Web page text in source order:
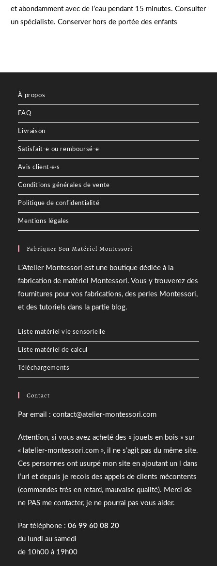
et abondamment avec de l’eau pendant 15 minutes. Consulter
un spécialiste. Conserver hors de portée des enfants
À propos
FAQ
Livraison
Satisfait-e ou remboursé-e
Avis client·e·s
Conditions générales de vente
Politique de confidentialité
Mentions légales
Fabriquer Son Matériel Montessori
L’Atelier Montessori est une boutique dédiée à la
fabrication de matériel Montessori. Vous y trouverez des
fournitures pour vos fabrications, des perles Montessori,
et des tutoriels dans la partie blog.
Liste matériel vie sensorielle
Liste matériel de calcul
Téléchargements
Contact
Par email : contact@atelier-montessori.com
Attention, si vous avez acheté des « jouets en bois » sur
« latelier-montessori.com », il ne s’agit pas du même site.
Ces personnes ont usurpé mon site en ajoutant un l dans
l’url et depuis je recois des appels de clients mécontents
(commandes très en retard, mauvaise qualité). Merci de
ne PAS me contacter, je ne pourrai pas vous aider.
Par téléphone :06 99 60 08 20
du lundi au samedi
de 10h00 à 19h00